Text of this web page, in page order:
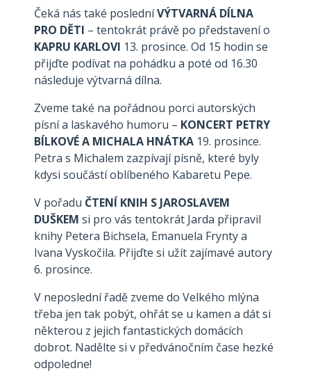
Čeká nás také posledníVÝTVARNÁ DÍLNA
PRO DĚTI – tentokrát právě po představení o
KAPRU KARLOVI 13. prosince. Od 15 hodin se
přijďte podívat na pohádku a poté od 16.30
následuje výtvarná dílna.
Zveme také na pořádnou porci autorských
písní a laskavého humoru – KONCERT PETRY
BÍLKOVÉ A MICHALA HNÁTKA 19. prosince.
Petra s Michalem zazpívají písně, které byly
kdysi součástí oblíbeného Kabaretu Pepe.
V pořadu ČTENÍ KNIH S JAROSLAVEM
DUŠKEM si pro vás tentokrát Jarda připravil
knihy Petera Bichsela, Emanuela Frynty a
Ivana Vyskočila. Přijďte si užít zajímavé autory
6. prosince.
V neposlední řadě zveme do Velkého mlýna
třeba jen tak pobýt, ohřát se u kamen a dát si
některou z jejich fantastických domácích
dobrot. Nadělte si v předvánočním čase hezké
odpoledne!